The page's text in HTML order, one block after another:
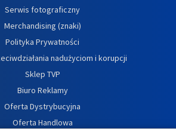
Serwis fotograficzny
Merchandising (znaki)
Polityka Prywatności
nadużyciom i korupcji
Sklep TVP
Biuro Reklamy
Oferta Dystrybucyjna
Oferta Handlowa